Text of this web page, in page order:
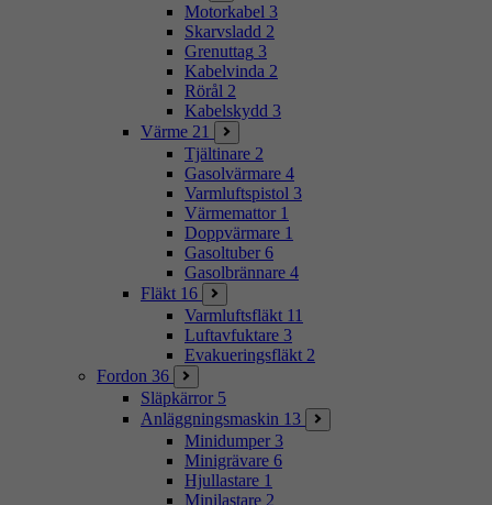
Motorkabel 3
Skarvsladd 2
Grenuttag 3
Kabelvinda 2
Rörål 2
Kabelskydd 3
Värme 21
Tjältinare 2
Gasolvärmare 4
Varmluftspistol 3
Värmemattor 1
Doppvärmare 1
Gasoltuber 6
Gasolbrännare 4
Fläkt 16
Varmluftsfläkt 11
Luftavfuktare 3
Evakueringsfläkt 2
Fordon 36
Släpkärror 5
Anläggningsmaskin 13
Minidumper 3
Minigrävare 6
Hjullastare 1
Minilastare 2